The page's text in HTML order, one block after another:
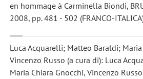
en hommage à Carminella Biondi,
2008, pp. 481 - 502 (FRANCO-
Luca Acquarelli; Matteo Baraldi;
Vincenzo Russo (a cura di): Luca
Maria Chiara Gnocchi, Vincenzo